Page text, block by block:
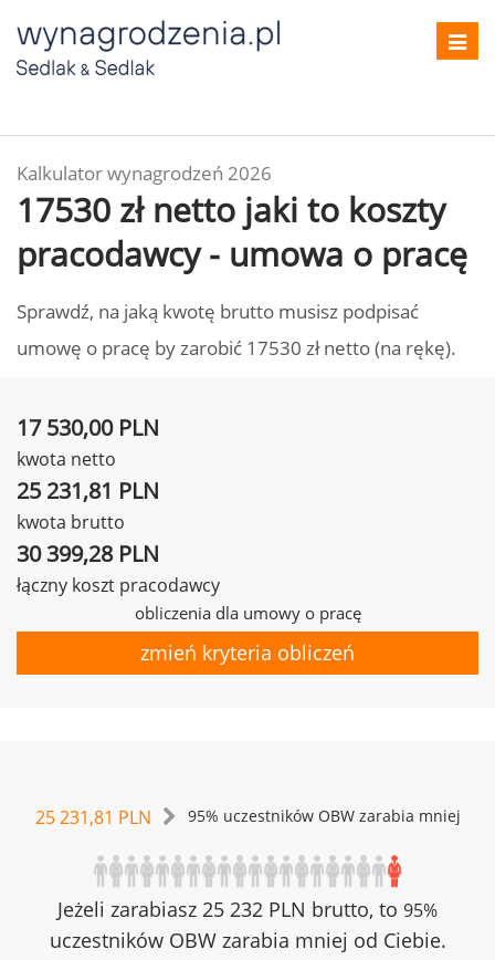
Kalkulator wynagrodzeń 2026
17530 zł netto jaki to koszty
pracodawcy - umowa o pracę
Sprawdź, na jaką kwotę brutto musisz podpisać
umowę o pracę by zarobić 17530 zł netto (na rękę).
17 530,00 PLN
kwota netto
25 231,81 PLN
kwota brutto
30 399,28 PLN
łączny koszt pracodawcy
obliczenia dla umowy o pracę
zmień kryteria obliczeń
25 231,81 PLN 95% uczestników OBW zarabia mniej
Jeżeli zarabiasz 25 232 PLN brutto, to 95%
uczestników OBW zarabia mniej od Ciebie.